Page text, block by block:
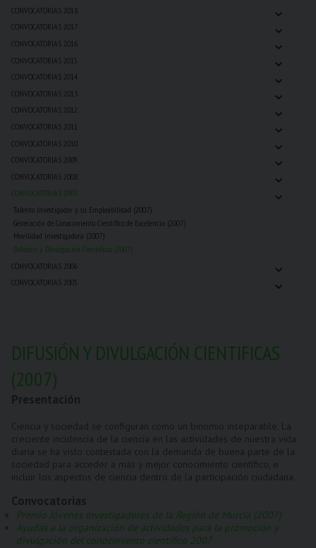
CONVOCATORIAS 2018 ⌄
CONVOCATORIAS 2017 ⌄
CONVOCATORIAS 2016 ⌄
CONVOCATORIAS 2015 ⌄
CONVOCATORIAS 2014 ⌄
CONVOCATORIAS 2013 ⌄
CONVOCATORIAS 2012 ⌄
CONVOCATORIAS 2011 ⌄
CONVOCATORIAS 2010 ⌄
CONVOCATORIAS 2009 ⌄
CONVOCATORIAS 2008 ⌄
CONVOCATORIAS 2007 ⌄
Talento Investigador y su Empleabilidad (2007)
Generación de Conocimiento Científico de Excelencia (2007)
Movilidad Investigadora (2007)
Difusión y Divulgación Cientificas (2007)
CONVOCATORIAS 2006
⌄
CONVOCATORIAS 2005 ⌄
DIFUSIÓN Y DIVULGACIÓN CIENTIFICAS
(2007)
Premio Jóvenes Investigadores de la Región de Murcia (2007)
Ayudas a la organización de actividades para la promoción y
divulgación del conocimiento científico 2007